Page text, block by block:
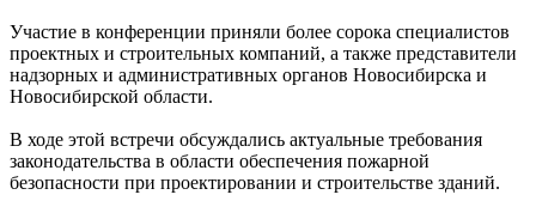
Участие в конференции приняли более сорока специалистов
проектных и строительных компаний, а также представители
надзорных и административных органов Новосибирска и
Новосибирской области.
В ходе этой встречи обсуждались актуальные требования
законодательства в области обеспечения пожарной
безопасности при проектировании и строительстве зданий.